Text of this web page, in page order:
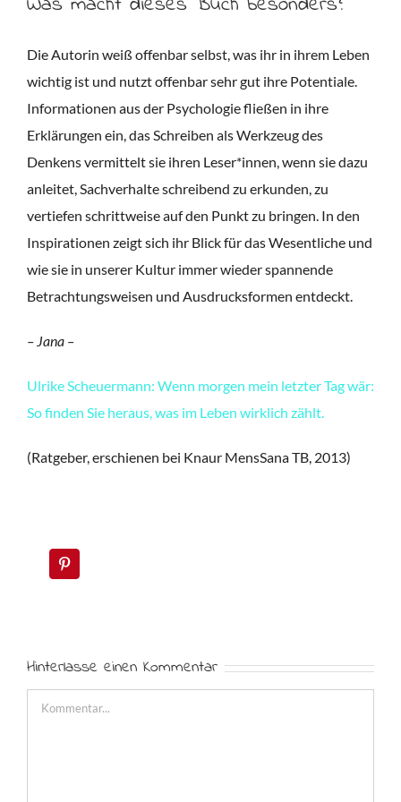
Die Autorin weiß offenbar selbst, was ihr in ihrem Leben
wichtig ist und nutzt offenbar sehr gut ihre Potentiale.
Informationen aus der Psychologie fließen in ihre
Erklärungen ein, das Schreiben als Werkzeug des
Denkens vermittelt sie ihren Leser*innen, wenn sie dazu
anleitet, Sachverhalte schreibend zu erkunden, zu
vertiefen schrittweise auf den Punkt zu bringen. In den
Inspirationen zeigt sich ihr Blick für das Wesentliche und
wie sie in unserer Kultur immer wieder spannende
Betrachtungsweisen und Ausdrucksformen entdeckt.
– Jana –
Ulrike Scheuermann: Wenn morgen mein letzter Tag wär:
So finden Sie heraus, was im Leben wirklich zählt.
(Ratgeber, erschienen bei Knaur MensSana TB, 2013)
Hinterlasse einen Kommentar
Kommentar